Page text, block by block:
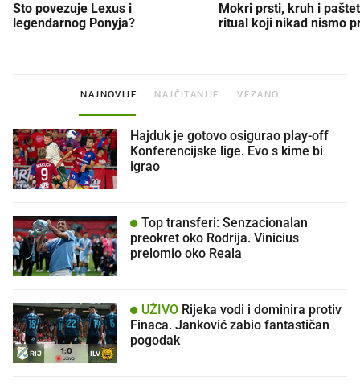
Što povezuje Lexus i
legendarnog Ponyja?
Mokri prsti, kruh i
ritual koji nikad nismo
NAJNOVIJE NAJČITANIJE VEZANO
Hajduk je gotovo osigurao play-off
Konferencijske lige. Evo s kime bi
igrao
Top transferi: Senzacionalan
preokret oko Rodrija. Vinicius
prelomio oko Reala
RIJ 1:0
UŽIVO
ILV
UŽIVO
Finaca. Janković zabio fantastičan
pogodak